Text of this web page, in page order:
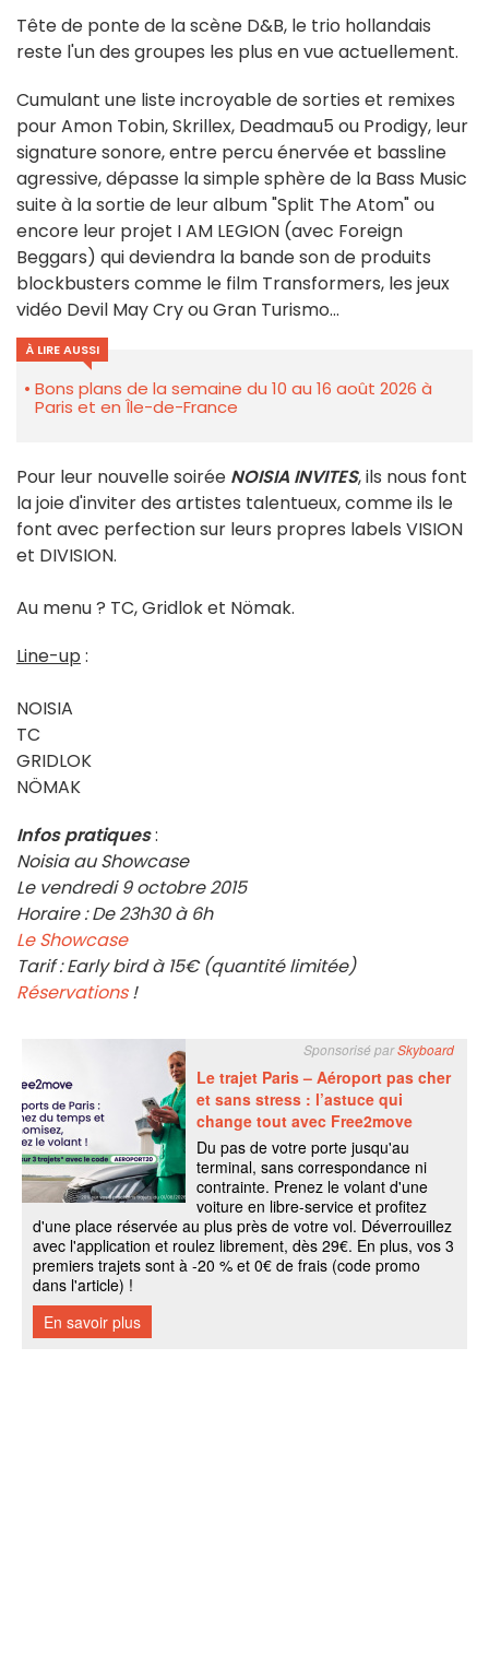
Tête de ponte de la scène D&B, le trio hollandais
reste l'un des groupes les plus en vue actuellement.
Cumulant une liste incroyable de sorties et remixes
pour Amon Tobin, Skrillex, Deadmau5 ou Prodigy, leur
signature sonore, entre percu énervée et bassline
agressive, dépasse la simple sphère de la Bass Music
suite à la sortie de leur album "Split The Atom" ou
encore leur projet I AM LEGION (avec Foreign
Beggars) qui deviendra la bande son de produits
blockbusters comme le film Transformers, les jeux
vidéo Devil May Cry ou Gran Turismo...
À LIRE AUSSI
Bons plans de la semaine du 10 au 16 août 2026 à
Paris et en Île-de-France
Pour leur nouvelle soirée NOISIA INVITES, ils nous font
la joie d'inviter des artistes talentueux, comme ils le
font avec perfection sur leurs propres labels VISION
et DIVISION.
Au menu ? TC, Gridlok et Nömak.
Line-up :
NOISIA
TC
GRIDLOK
NÖMAK
Infos pratiques:
Noisia au Showcase
Le vendredi 9 octobre 2015
Horaire : De 23h30 à 6h
Le Showcase
Tarif : Early bird à 15€ (quantité limitée)
Réservations!